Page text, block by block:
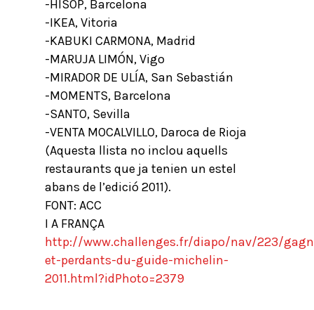
-HISOP, Barcelona
-IKEA, Vitoria
-KABUKI CARMONA, Madrid
-MARUJA LIMÓN, Vigo
-MIRADOR DE ULÍA, San Sebastián
-MOMENTS, Barcelona
-SANTO, Sevilla
-VENTA MOCALVILLO, Daroca de Rioja
(Aquesta llista no inclou aquells
restaurants que ja tenien un estel
abans de l’edició 2011).
FONT: ACC
I A FRANÇA
http://www.challenges.fr/diapo/nav/223/
et-perdants-du-guide-michelin-
2011.html?idPhoto=2379